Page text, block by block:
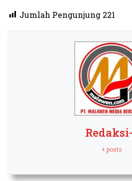
Jumlah Pengunjung 221
+ posts